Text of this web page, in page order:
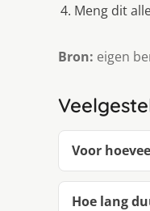
Meng dit
Bron: eigen
Voor
Hoe lang